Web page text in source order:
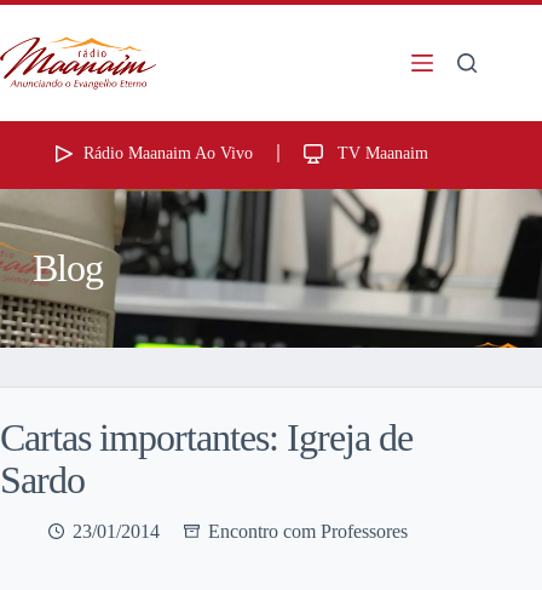
Rádio Maanaim Ao Vivo TV Maanaim
Blog
Cartas importantes: Igreja de
Sardo
23/01/2014 Encontro com Professores